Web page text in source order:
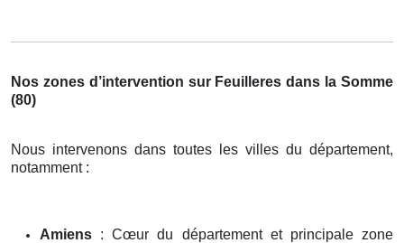
Nos zones d’intervention sur Feuilleres dans la Somme
(80)
Nous intervenons dans toutes les villes du département,
notamment :
Amiens : Cœur du département et principale zone